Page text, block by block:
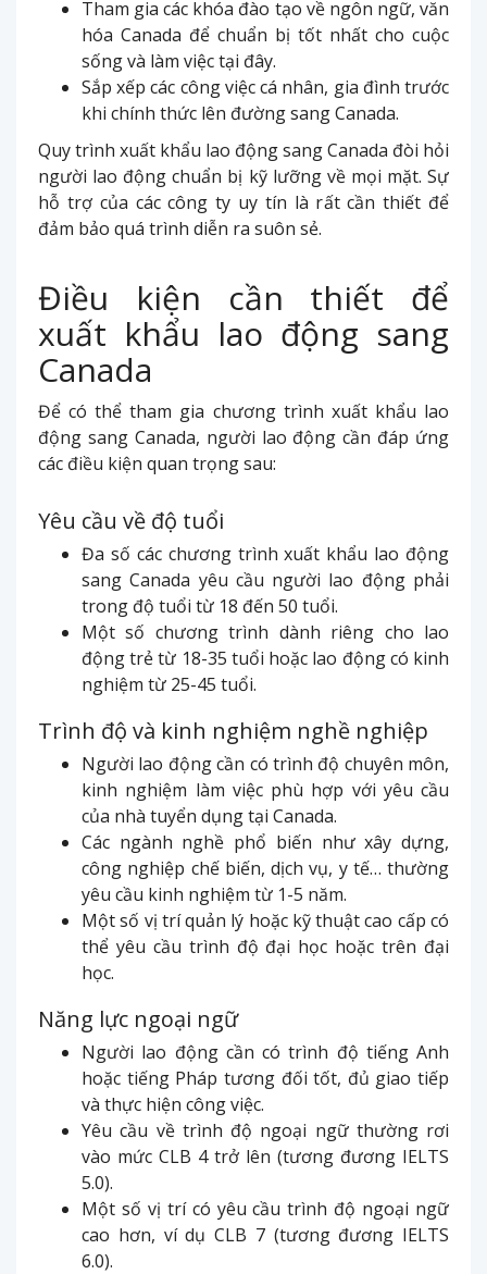
Tham gia các khóa đào tạo về ngôn ngữ, văn
hóa Canada để chuẩn bị tốt nhất cho cuộc
sống và làm việc tại đây.
Sắp xếp các công việc cá nhân, gia đình trước
khi chính thức lên đường sang Canada.
Quy trình xuất khẩu lao động sang Canada đòi hỏi
người lao động chuẩn bị kỹ lưỡng về mọi mặt. Sự
hỗ trợ của các công ty uy tín là rất cần thiết để
đảm bảo quá trình diễn ra suôn sẻ.
Điều kiện cần thiết để
xuất khẩu lao động sang
Canada
Để có thể tham gia chương trình xuất khẩu lao
động sang Canada, người lao động cần đáp ứng
các điều kiện quan trọng sau:
Yêu cầu về độ tuổi
Đa số các chương trình xuất khẩu lao động
sang Canada yêu cầu người lao động phải
trong độ tuổi từ 18 đến 50 tuổi.
Một số chương trình dành riêng cho lao
động trẻ từ 18-35 tuổi hoặc lao động có kinh
nghiệm từ 25-45 tuổi.
Trình độ và kinh nghiệm nghề nghiệp
Người lao động cần có trình độ chuyên môn,
kinh nghiệm làm việc phù hợp với yêu cầu
của nhà tuyển dụng tại Canada.
Các ngành nghề phổ biến như xây dựng,
công nghiệp chế biến, dịch vụ, y tế… thường
yêu cầu kinh nghiệm từ 1-5 năm.
Một số vị trí quản lý hoặc kỹ thuật cao cấp có
thể yêu cầu trình độ đại học hoặc trên đại
học.
Năng lực ngoại ngữ
Người lao động cần có trình độ tiếng Anh
hoặc tiếng Pháp tương đối tốt, đủ giao tiếp
và thực hiện công việc.
Yêu cầu về trình độ ngoại ngữ thường rơi
vào mức CLB 4 trở lên (tương đương IELTS
5.0).
Một số vị trí có yêu cầu trình độ ngoại ngữ
cao hơn, ví dụ CLB 7 (tương đương IELTS
6.0).